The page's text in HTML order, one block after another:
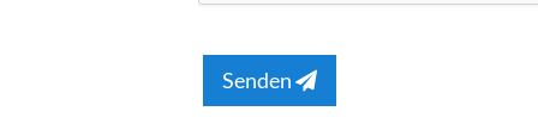
Senden